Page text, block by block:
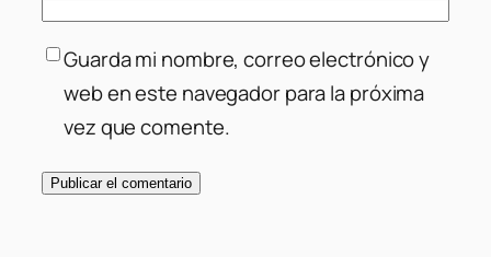
Guarda mi nombre, correo electrónico y
web en este navegador para la próxima
vez que comente.